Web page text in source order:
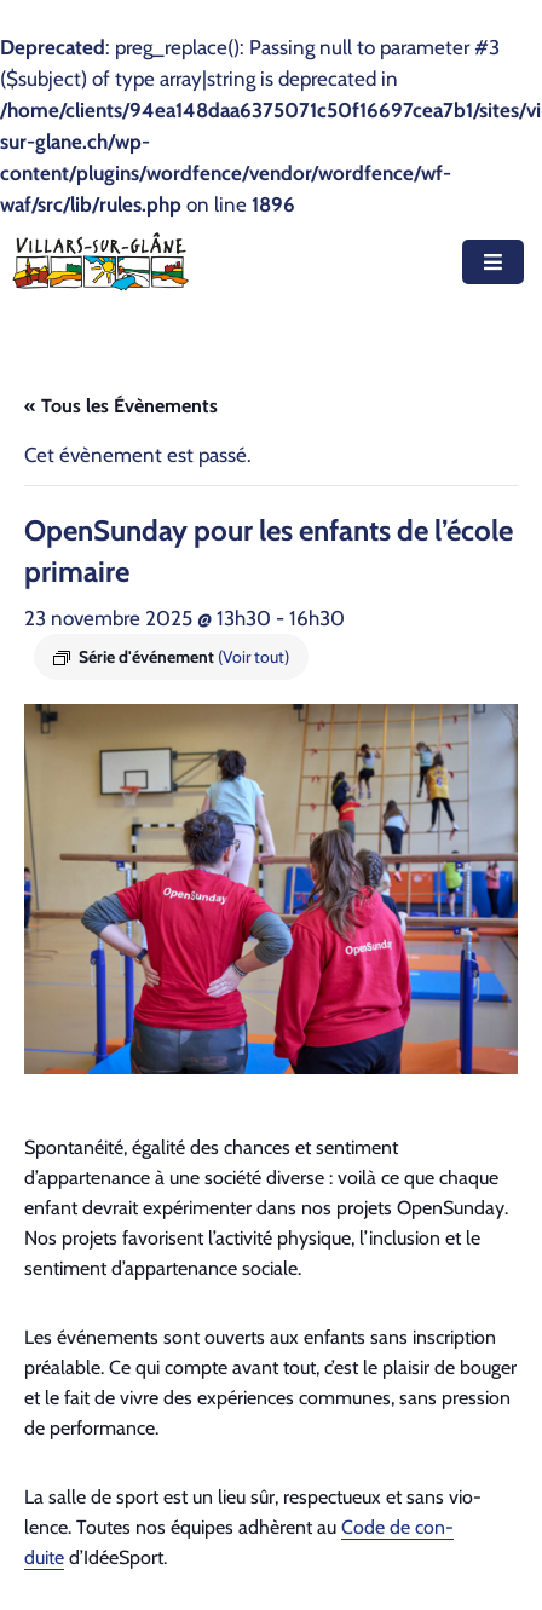
Deprecated: preg_replace(): Passing null to parameter #3
($subject) of type array|string is deprecated in
/home/clients/94ea148daa6375071c50f16697cea7b1/sites/
sur-glane.ch/wp-
content/plugins/wordfence/vendor/wordfence/wf-
waf/src/lib/rules.php on line 1896
Accueil
Actualités
Agenda
Autorités
Contact
« Tous les Évènements
Cet évènement est passé.
Open­Sun­day pour les enfants de l’é­cole
pri­maire
23 novembre 2025 @ 13h30 - 16h30
Série d'événement (Voir tout)
Spon­tanéité, égal­ité des chances et sen­ti­ment
d’appartenance à une société diverse : voilà ce que chaque
enfant devrait expéri­menter dans nos pro­jets Open­Sun­day.
Nos pro­jets favorisent l’activité physique, l’inclusion et le
sen­ti­ment d’appartenance sociale.
Les événe­ments sont ouverts aux enfants sans inscrip­tion
préal­able. Ce qui compte avant tout, c’est le plaisir de bouger
et le fait de vivre des expéri­ences com­munes, sans pres­sion
de per­for­mance.
La salle de sport est un lieu sûr, respectueux et sans vio­
lence. Toutes nos équipes adhèrent au Code de con­
duite d’IdéeSport.